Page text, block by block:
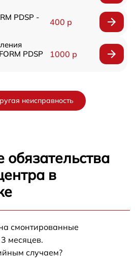
PDSP -
400 р
PDSP
1000 р
неисправность
обязательства
в
смонтированные
месяцев.
случаем?